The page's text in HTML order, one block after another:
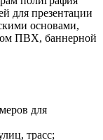
для презентации
основами,
ПВХ, баннерной
для
трасс;